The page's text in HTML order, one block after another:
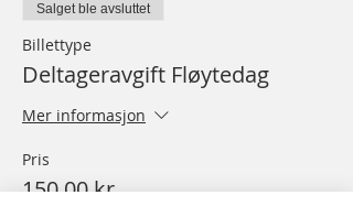
Salget ble avsluttet
Billettype
Deltageravgift Fløytedag
Mer informasjon
Pris
150,00 kr